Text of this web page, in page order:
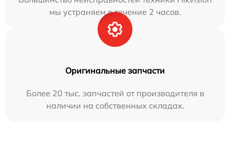
мы устраняем в течение 2 часов.
Оригинальные запчасти
Более 20 тыс. запчастей от производителя в
наличии на собственных складах.